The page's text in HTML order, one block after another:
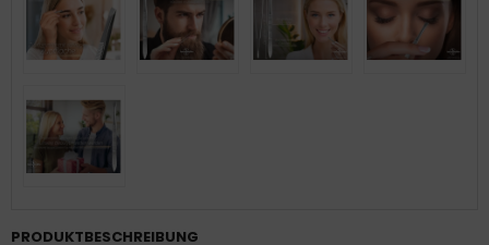
PRODUKTBESCHREIBUNG